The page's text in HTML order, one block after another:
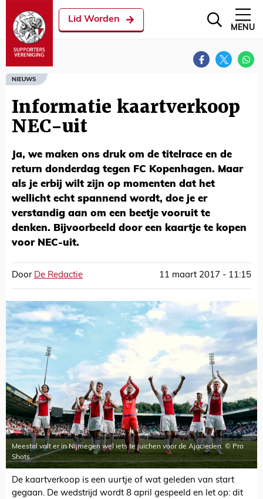
Lid Worden
MENU
NIEUWS
Informatie kaartverkoop
NEC-uit
Ja, we maken ons druk om de titelrace en de
return donderdag tegen FC Kopenhagen. Maar
als je erbij wilt zijn op momenten dat het
wellicht echt spannend wordt, doe je er
verstandig aan om een beetje vooruit te
denken. Bijvoorbeeld door een kaartje te kopen
voor NEC-uit.
Door De Redactie 11 maart 2017 - 11:15
Meestal valt er in Nijmegen wel iets te juichen voor de Ajacieden. © Pro
Shots
De kaartverkoop is een uurtje of wat geleden van start
gegaan. De wedstrijd wordt 8 april gespeeld en let op: dit